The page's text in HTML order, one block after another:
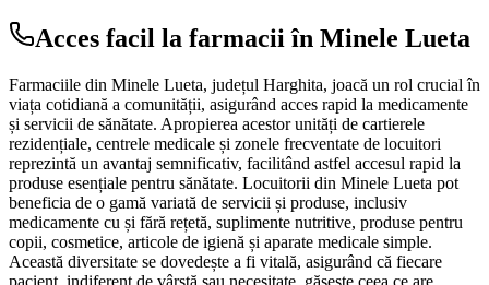
Acces facil la farmacii în Minele Lueta
Farmaciile din Minele Lueta, județul Harghita, joacă un rol crucial în
viața cotidiană a comunității, asigurând acces rapid la medicamente
și servicii de sănătate. Apropierea acestor unități de cartierele
rezidențiale, centrele medicale și zonele frecventate de locuitori
reprezintă un avantaj semnificativ, facilitând astfel accesul rapid la
produse esențiale pentru sănătate. Locuitorii din Minele Lueta pot
beneficia de o gamă variată de servicii și produse, inclusiv
medicamente cu și fără rețetă, suplimente nutritive, produse pentru
copii, cosmetice, articole de igienă și aparate medicale simple.
Această diversitate se dovedește a fi vitală, asigurând că fiecare